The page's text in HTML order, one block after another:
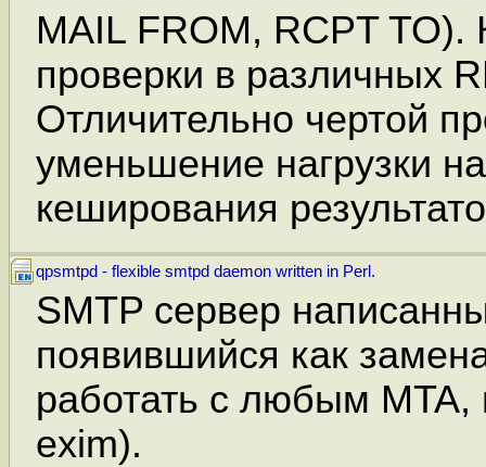
MAIL FROM, RCPT TO).
проверки в различных
Отличительно чертой
уменьшение нагрузки
кеширования
qpsmtpd - flexible smtpd daemon written in Perl.
SMTP сервер
появившийся как
работать с любым
exim).